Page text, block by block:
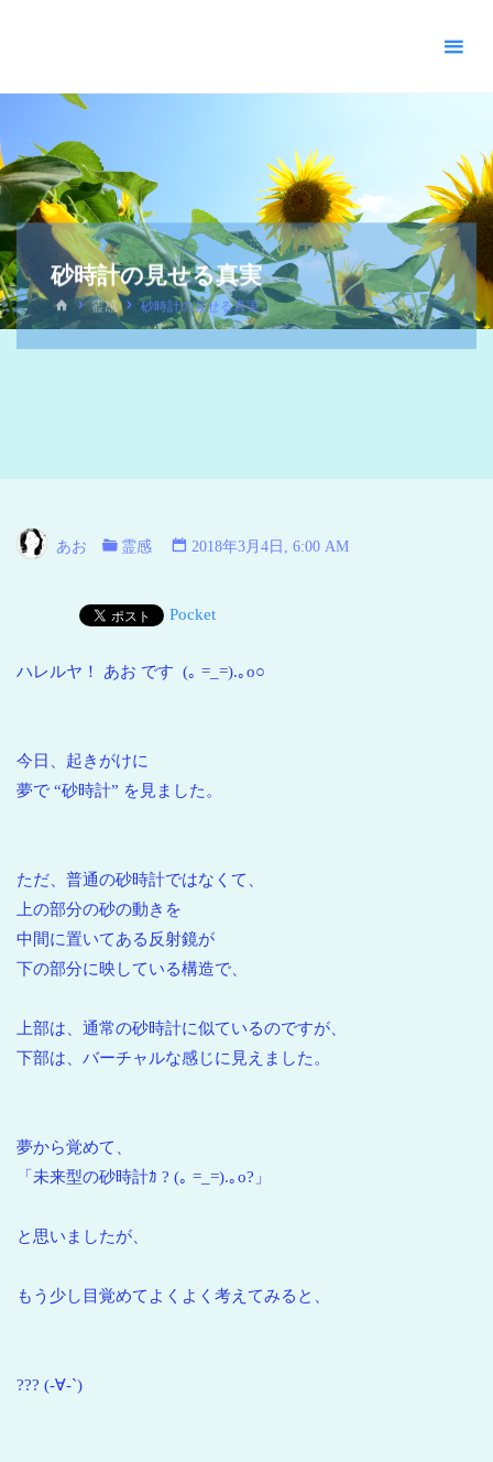
ス
教
福
宣
会
_
摂
海
砂時計の見せる真実
霊感 砂時計の見せる真実
あお 霊感 2018年3月4日, 6:00 AM
Pocket
ハレルヤ！ あお です (｡ =_=).｡o○
今日、起きがけに
夢で “砂時計” を見ました。
ただ、普通の砂時計ではなくて、
上の部分の砂の動きを
中間に置いてある反射鏡が
下の部分に映している構造で、
上部は、通常の砂時計に似ているのですが、
下部は、バーチャルな感じに見えました。
夢から覚めて、
「未来型の砂時計ｶ ? (｡ =_=).｡o?」
と思いましたが、
もう少し目覚めてよくよく考えてみると、
??? (-∀-`)